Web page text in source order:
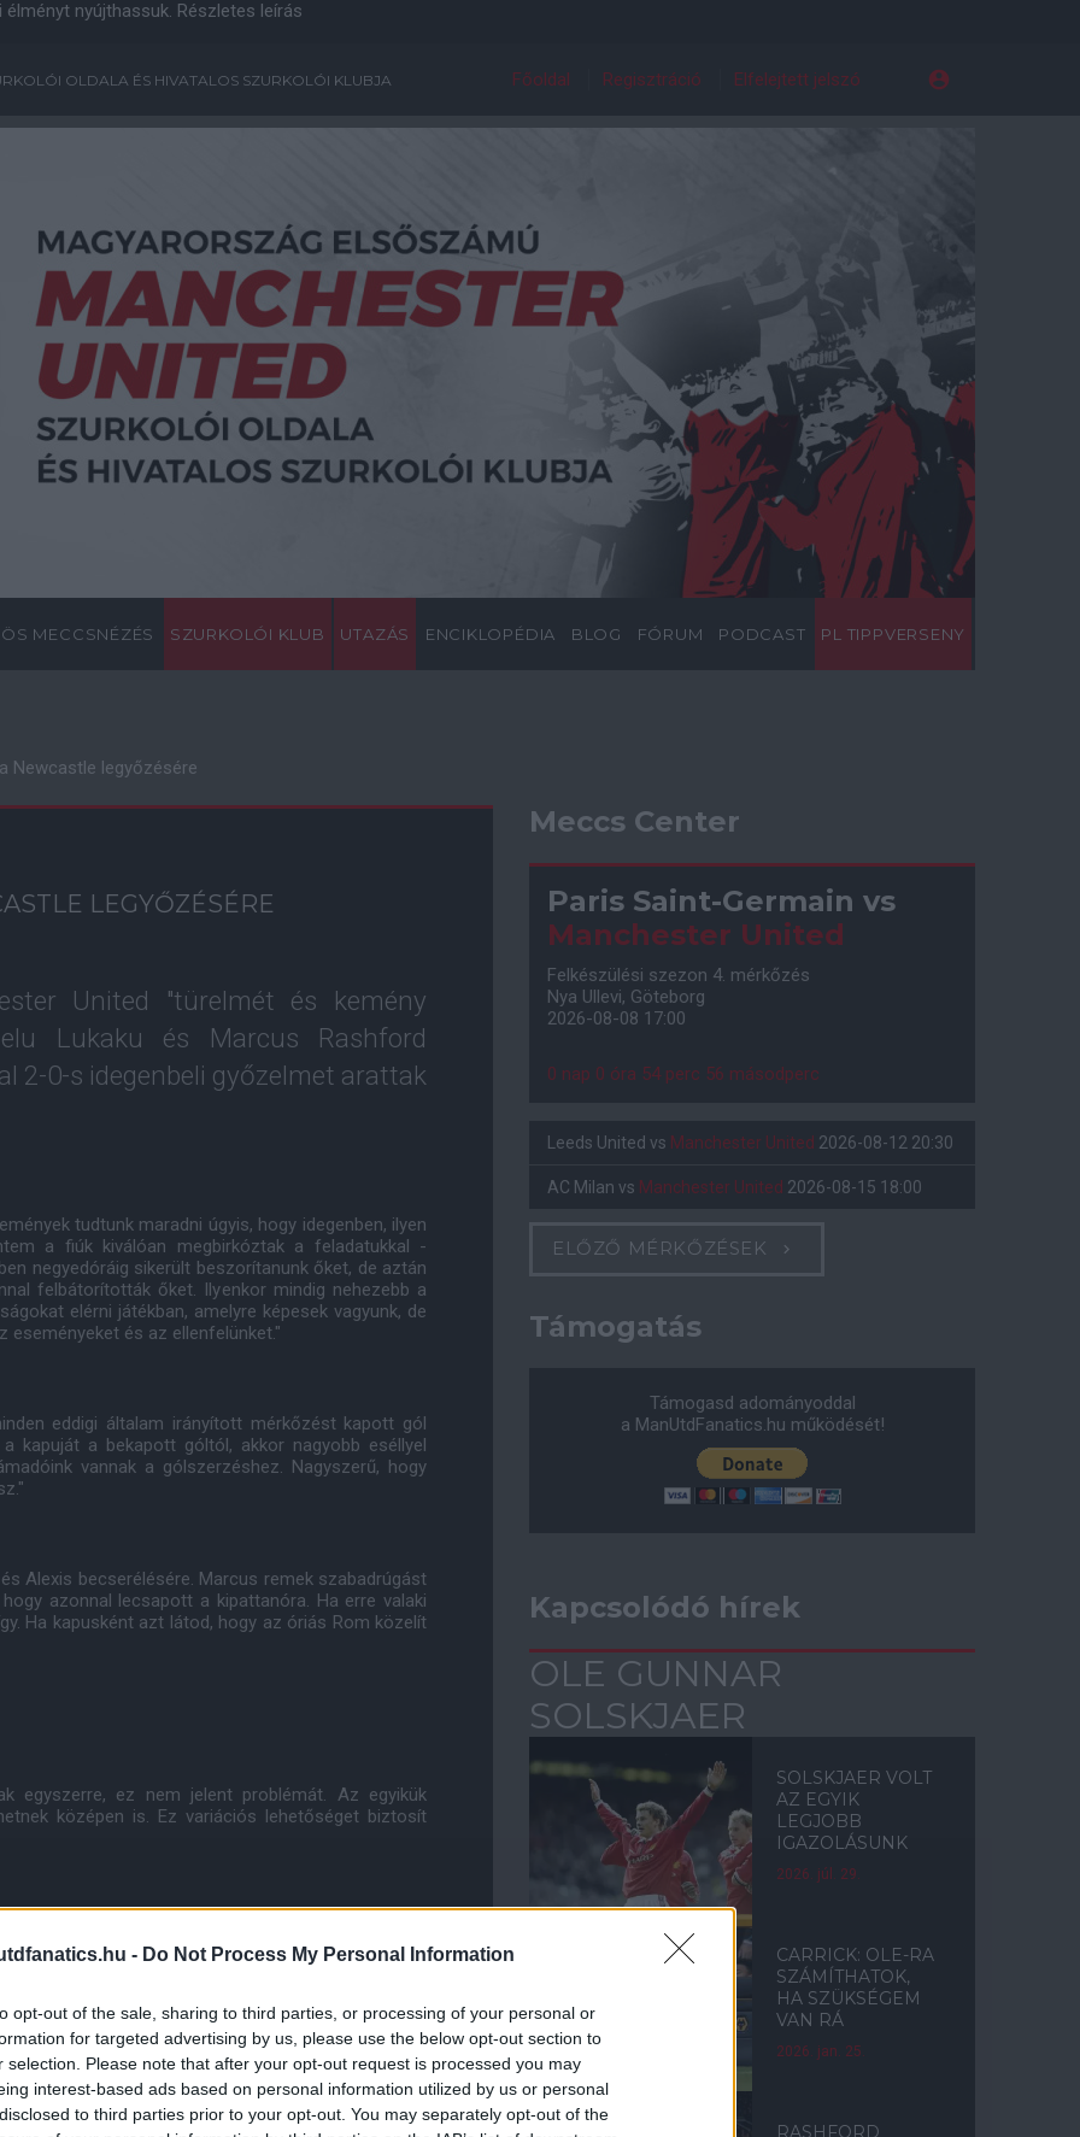
- Do Not Process My Personal Information
opt-out of the sale, sharing to third parties, or processing of your personal or
for targeted advertising by us, please use the below opt-out section to
selection. Please note that after your opt-out request is processed you may
interest-based ads based on personal information utilized by us or personal
to third parties prior to your opt-out. You may separately opt-out of the
nyújthassuk. Részletes leírás
OLDALA ÉS HIVATALOS SZURKOLÓI KLUBJA Főoldal Regisztráció Elfelejtett jelszó
MECCSNÉZÉS SZURKOLÓI KLUB UTAZÁS ENCIKLOPÉDIA BLOG FÓRUM PODCAST PL TIPPVERSENY
Newcastle legyőzésére
LEGYŐZÉSÉRE
United "türelmét és kemény
Lukaku és Marcus Rashford
2-0-s idegenbeli győzelmet arattak
tudtunk maradni úgyis, hogy idegenben, ilyen
a fiúk kiválóan megbirkóztak a feladatukkal -
negyedóráig sikerült beszorítanunk őket, de aztán
felbátorították őket. Ilyenkor mindig nehezebb a
elérni játékban, amelyre képesek vagyunk, de
eseményeket és az ellenfelünket."
eddigi általam irányított mérkőzést kapott gól
kapuját a bekapott góltól, akkor nagyobb eséllyel
vannak a gólszerzéshez. Nagyszerű, hogy
Alexis becserélésére. Marcus remek szabadrúgást
azonnal lecsapott a kipattanóra. Ha erre valaki
Ha kapusként azt látod, hogy az óriás Rom közelít
egyszerre, ez nem jelent problémát. Az egyikük
középen is. Ez variációs lehetőséget biztosít
hogy miként kezeljük a mérkőzés eseményeit,
Az első 10-12 percben ezt nagyszerűen megtudtuk
két hibánk hatására felbátorodott a hazai publikum.
eltudott futni a baloldalon. Phil [Jones]
ezek olyan események, amilyet az ember
klub ellen játszva. De úgy éreztem, hogy a fiúk újra
fantasztikusan támogattak ebben minket."
Meccs Center
Paris Saint-Germain vs
Manchester United
Felkészülési szezon 4. mérkőzés
Nya Ullevi, Göteborg
2026-08-08 17:00
0 nap 0 óra 54 perc 55 másodperc
Leeds United vs Manchester United 2026-08-12 20:30
AC Milan vs Manchester United 2026-08-15 18:00
ELŐZŐ MÉRKŐZÉSEK
Támogatás
Támogasd adományoddal
a ManUtdFanatics.hu működését!
Kapcsolódó hírek
OLE GUNNAR
SOLSKJAER
SOLSKJAER VOLT
AZ EGYIK
LEGJOBB
IGAZOLÁSUNK
2026. júl. 29.
CARRICK: OLE-RA
SZÁMÍTHATOK,
HA SZÜKSÉGEM
VAN RÁ
2026. jan. 25.
RASHFORD